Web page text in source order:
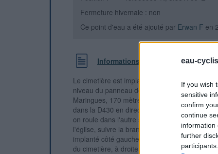
eau-
If you wish
sensitive
confirm
continue
information
further
Fermeture hivernale : non
Ce point d'eau a été ajouté par Erwan F en
Informations complémentaires
Le cimetière est implanté côté gauche à la
niveau du panneau de fin de village. 1) Sur la
Maringues, 170 mètres après le panneau de
dans la D430 en direction du ''centre bourg''
on roule dans l'autre sens). Continuer dans
l'église, suivre la branche gauche du
implanté côté gauche et dont le portail nous
du cimetière, à droite du portail. 2) Sur la